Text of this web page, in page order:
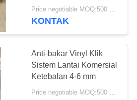
Self
51
Papan
Price negotiable MOQ:500 meter persegi
KONTAK
Anti-bakar Vinyl Klik
Sistem Lantai Komersial
Ketebalan 4-6 mm
Price negotiable MOQ:500 meter persegi